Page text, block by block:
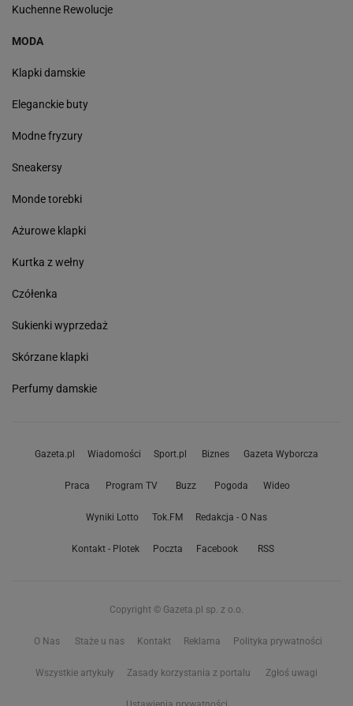
Kuchenne Rewolucje
MODA
Klapki damskie
Eleganckie buty
Modne fryzury
Sneakersy
Monde torebki
Ażurowe klapki
Kurtka z wełny
Czółenka
Sukienki wyprzedaż
Skórzane klapki
Perfumy damskie
Gazeta.pl Wiadomości Sport.pl Biznes Gazeta Wyborcza
Praca Program TV Buzz Pogoda Wideo
Wyniki Lotto Tok.FM Redakcja - O Nas
Kontakt - Plotek Poczta Facebook RSS
Copyright © Gazeta.pl sp. z o.o.
O Nas Staże u nas Kontakt Reklama Polityka prywatności
Wszystkie artykuły Zasady korzystania z portalu Zgłoś uwagi